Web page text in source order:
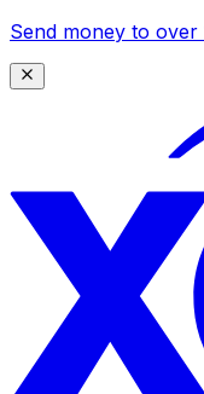
Send money to